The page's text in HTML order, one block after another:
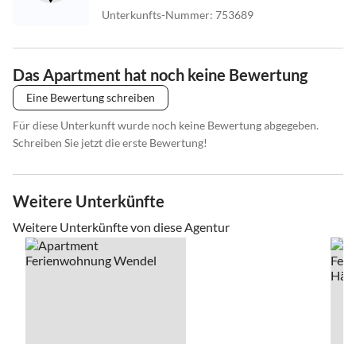
Unterkunfts-Nummer: 753689
Das Apartment hat noch keine Bewertung
Eine Bewertung schreiben
Für diese Unterkunft wurde noch keine Bewertung abgegeben.
Schreiben Sie jetzt die erste Bewertung!
Weitere Unterkünfte
Weitere Unterkünfte von diese Agentur